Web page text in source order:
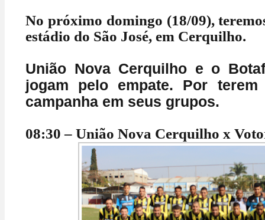
No próximo domingo (18/09),
estádio do São José, em Cerquilho.
União Nova Cerquilho e o
jogam pelo empate. Por
campanha em seus grupos.
08:30 – União Nova Cerquilho x